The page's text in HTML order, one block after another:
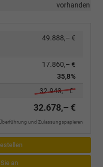
vorhanden
49.888,– €
17.860,– €
35,8%
32.943,– €
32.678,– €
und Zulassungspapieren
an